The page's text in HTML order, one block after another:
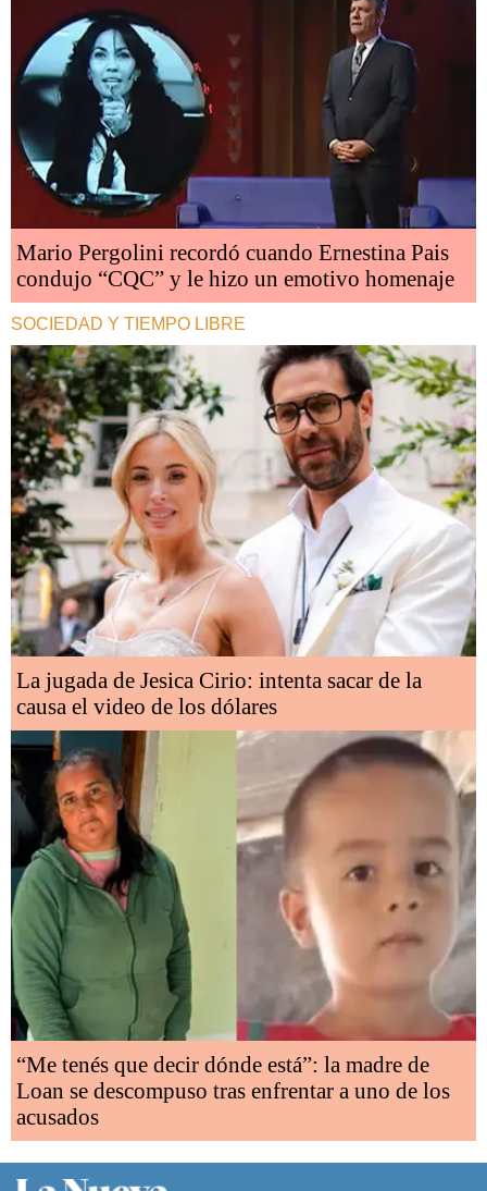
Mario Pergolini recordó cuando Ernestina Pais
condujo “CQC” y le hizo un emotivo homenaje
SOCIEDAD Y TIEMPO LIBRE
La jugada de Jesica Cirio: intenta sacar de la
causa el video de los dólares
“Me tenés que decir dónde está”: la madre de
Loan se descompuso tras enfrentar a uno de los
acusados